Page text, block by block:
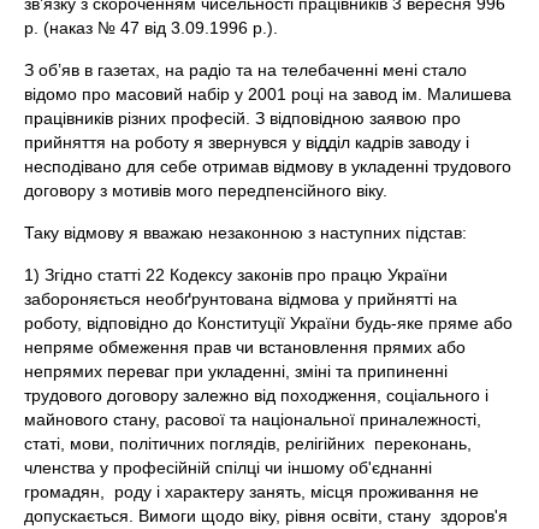
р. (наказ № 47 від 3.09.1996 р.).
З об’яв в газетах, на радіо та на телебаченні мені стало
відомо про масовий набір у 2001 році на завод ім. Малишева
працівників різних професій. З відповідною заявою про
прийняття на роботу я звернувся у відділ кадрів заводу і
несподівано для себе отримав відмову в укладенні трудового
договору з мотивів мого передпенсійного віку.
Таку відмову я вважаю незаконною з наступних підстав:
1) Згідно статті 22 Кодексу законів про працю України
забороняється необґрунтована відмова у прийнятті на
роботу, відповідно до Конституції України будь-яке пряме або
непряме обмеження прав чи встановлення прямих або
непрямих переваг при укладенні, зміні та припиненні
трудового договору залежно від походження, соціального і
майнового стану, расової та національної приналежності,
статі, мови, політичних поглядів, релігійних переконань,
членства у професійній спілці чи іншому об'єднанні
громадян, роду і характеру занять, місця проживання не
допускається. Вимоги щодо віку, рівня освіти, стану здоров'я